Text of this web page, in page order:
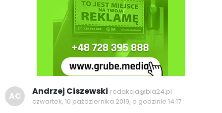
AC Andrzej Ciszewski redakcja@bia24.pl
czwartek, 10 października 2019, o godzinie 14:17